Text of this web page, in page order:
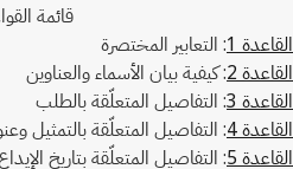
قائمة
القاعدة 1
: التعابير المختصرة
القاعدة 2
: كيفية بيان الأسماء والعناوين
القاعدة 3
: التفاصيل المتعلّقة بالطلب
القاعدة 4
: التفاصيل المتعلّقة بالتمثيل
القاعدة 5
: التفاصيل المتعلّقة بتاريخ